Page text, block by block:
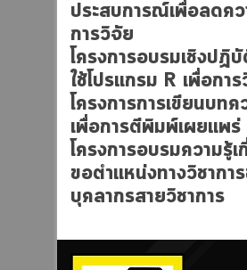
ประสบการณ์เพื่อลดคว
การวิจัย
โครงการอบรมเชิงปฏิ
ใช้โปรแกรม R เพื่อกา
โครงการการเขียนบท
เพื่อการตีพิมพ์เผยแพร่
โครงการอบรมความรู้
ขอตำแหน่งทางวิชากา
บุคลากรสายวิชาการ